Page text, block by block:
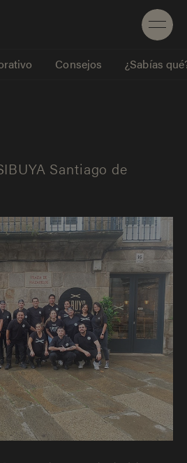
Consejos ¿Sabías
Santiago de